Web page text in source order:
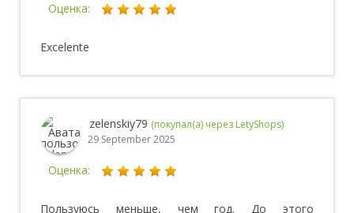
Оценка:
Excelente
zelenskiy79 (покупал(а) через LetyShops)
29 September 2025
Оценка:
Пользуюсь меньше, чем год. До этого